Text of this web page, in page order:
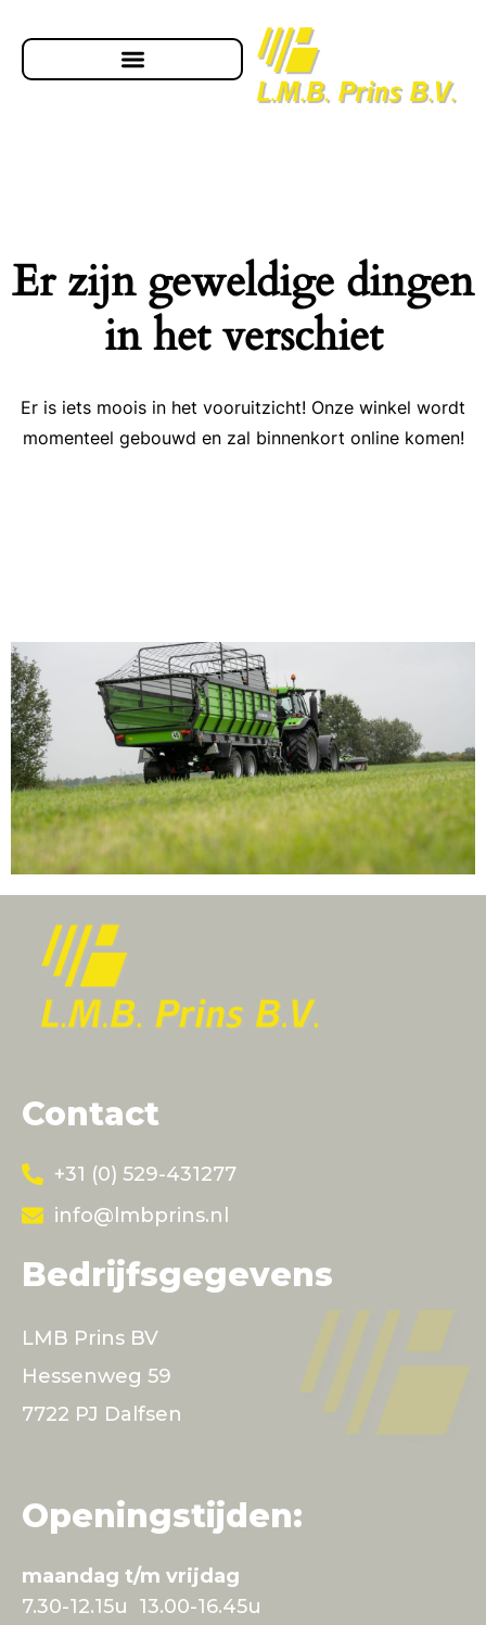
Er zijn geweldige dingen
in het verschiet
Er is iets moois in het vooruitzicht! Onze winkel wordt
momenteel gebouwd en zal binnenkort online komen!
Contact
+31 (0) 529-431277
info@lmbprins.nl
Bedrijfsgegevens
LMB Prins BV
Hessenweg 59
7722 PJ Dalfsen
Openingstijden:
maandag t/m vrijdag
7.30-12.15u 13.00-16.45u